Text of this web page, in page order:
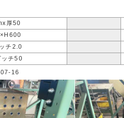
厚50
チ2.0
ッチ50
16